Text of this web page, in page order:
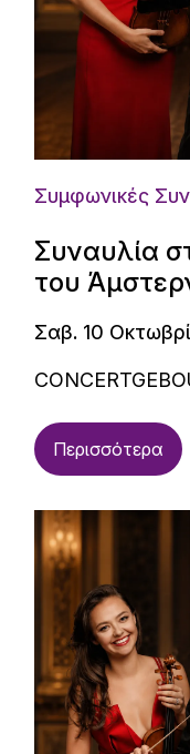
Συμφωνικές
Συναυλία
του
Σαβ. 10
Περισσότερα